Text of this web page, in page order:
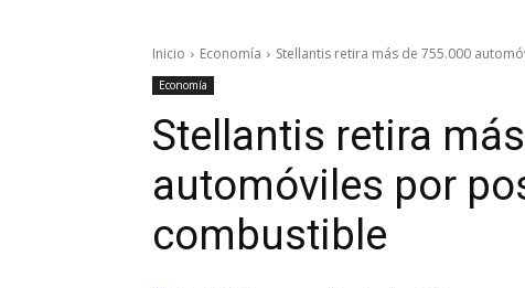
Inicio Economía Stellantis retira más de 755.000
Economía
Stellantis retira
automóviles por
combustible